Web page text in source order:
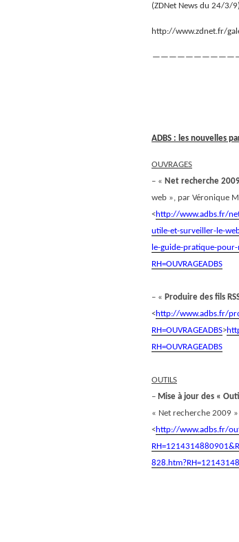
(ZDNet News du 24/3/9)
http://www.zdnet.fr/
ADBS : les nouvelles
OUVRAGES
– « Net recherche
web », par Véronique
<http://www.adbs.fr/
utile-et-surveiller-le-
le-guide-pratique-
RH=OUVRAGEADBS
– « Produire des fils
<http://www.adbs.fr/
RH=OUVRAGEADBS>
RH=OUVRAGEADBS
OUTILS
– Mise à jour des «
« Net recherche 2009
<http://www.adbs.fr/